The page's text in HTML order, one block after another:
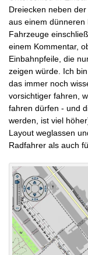
Dreiecken neben
aus einem dünneren
Fahrzeuge
einem Kommentar,
Einbahnpfeile, die
zeigen würde. Ich
das immer noch
vorsichtiger fahren,
fahren dürfen - und
werden, ist viel
Layout weglassen
Radfahrer als auch